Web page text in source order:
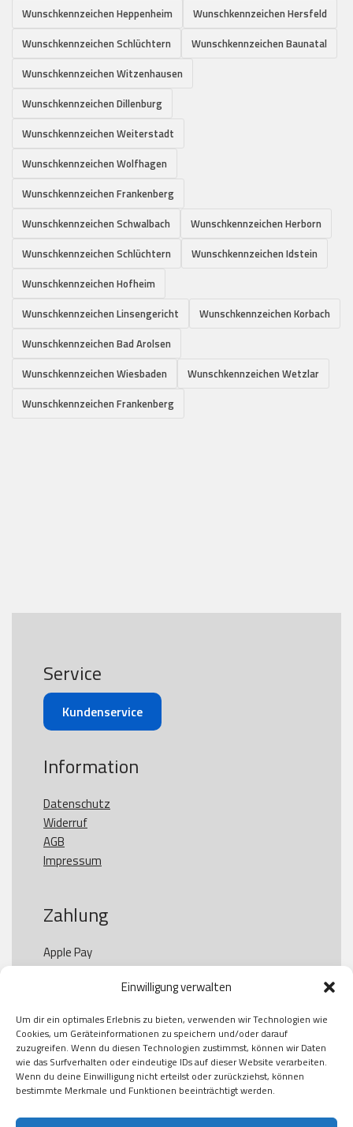
Einwilligung verwalten
Um dir ein optimales Erlebnis zu bieten, verwenden wir Technologien wie
Cookies, um Geräteinformationen zu speichern und/oder darauf
zuzugreifen. Wenn du diesen Technologien zustimmst, können wir Daten
wie das Surfverhalten oder eindeutige IDs auf dieser Website verarbeiten.
Wenn du deine Einwilligung nicht erteilst oder zurückziehst, können
bestimmte Merkmale und Funktionen beeinträchtigt werden.
Wunschkennzeichen Heppenheim
Wunschkennzeichen Hersfeld
Wunschkennzeichen Schlüchtern
Wunschkennzeichen Baunatal
Wunschkennzeichen Witzenhausen
Wunschkennzeichen Dillenburg
Wunschkennzeichen Weiterstadt
Wunschkennzeichen Wolfhagen
Wunschkennzeichen Frankenberg
Wunschkennzeichen Schwalbach
Wunschkennzeichen Herborn
Wunschkennzeichen Schlüchtern
Wunschkennzeichen Idstein
Wunschkennzeichen Hofheim
Wunschkennzeichen Linsengericht
Wunschkennzeichen Korbach
Wunschkennzeichen Bad Arolsen
Wunschkennzeichen Wiesbaden
Wunschkennzeichen Wetzlar
Wunschkennzeichen Frankenberg
Service
Kundenservice
Information
Datenschutz
Widerruf
AGB
Impressum
Zahlung
Apple Pay
Paypal
Kauf auf Rechung
Klarna
American Express